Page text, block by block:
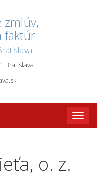
zmlúv,
faktúr
Bratislava
Toggle
o. z.